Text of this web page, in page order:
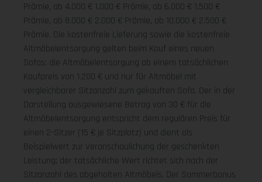
Prämie, ab 4.000 € 1.000 € Prämie, ab 6.000 € 1.500 €
Prämie, ab 8.000 € 2.000 € Prämie, ab 10.000 € 2.500 €
Prämie. Die kostenfreie Lieferung sowie die kostenfreie
Altmöbelentsorgung gelten beim Kauf eines neuen
Sofas; die Altmöbelentsorgung ab einem tatsächlichen
Kaufpreis von 1.200 € und nur für Altmöbel mit
vergleichbarer Sitzanzahl zum gekauften Sofa. Der in der
Darstellung ausgewiesene Betrag von 30 € für die
Altmöbelentsorgung entspricht dem regulären Preis für
einen 2-Sitzer (15 € je Sitzplatz) und dient als
Beispielwert zur Veranschaulichung der geschenkten
Leistung; der tatsächliche Wert richtet sich nach der
Sitzanzahl des abgeholten Altmöbels. Der Sommerbonus